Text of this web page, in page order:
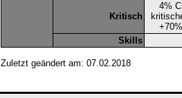
Kritisch
4%
Skills
Zuletzt geändert am: 07.02.2018